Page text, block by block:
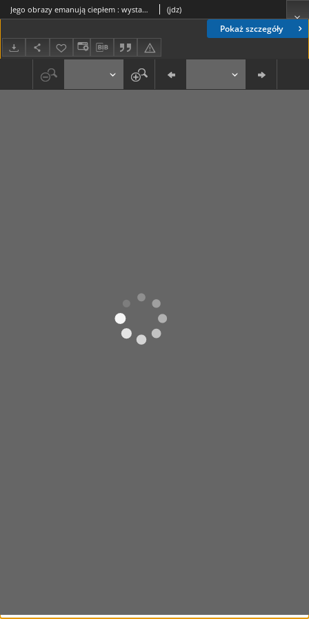
Pokaż szczegóły
Jego obrazy emanują ciepłem : wystawa malarstwa Ryszarda Golińskiego w galerii Ośrodka Kultury im. C. Norwida (jdz)